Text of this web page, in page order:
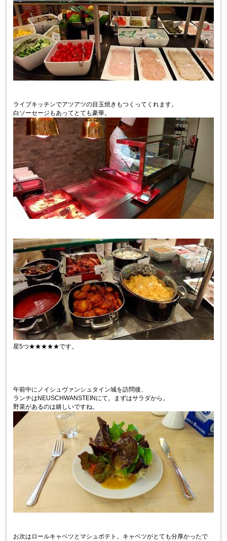
ライブキッチンでアツアツの目玉焼きもつくってくれます。
白ソーセージもあってとても豪華。
星5つ★★★★★です。
午前中にノイシュヴァンシュタイン城を訪問後、
ランチはNEUSCHWANSTEINにて。まずはサラダから。
野菜があるのは嬉しいですね。
お次はロールキャベツとマシュポテト。キャベツがとても分厚かったで